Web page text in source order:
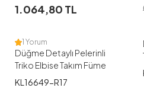
1.064,80 TL
1 Yorum
Düğme Detaylı Pelerinli
Triko Elbise Takım Füme
KL16649-R17